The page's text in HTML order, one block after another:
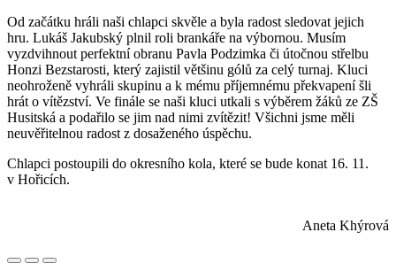
Od začátku hráli naši chlapci skvěle a byla radost sledovat jejich
hru. Lukáš Jakubský plnil roli brankáře na výbornou. Musím
vyzdvihnout perfektní obranu Pavla Podzimka či útočnou střelbu
Honzi Bezstarosti, který zajistil většinu gólů za celý turnaj. Kluci
neohroženě vyhráli skupinu a k mému příjemnému překvapení šli
hrát o vítězství. Ve finále se naši kluci utkali s výběrem žáků ze ZŠ
Husitská a podařilo se jim nad nimi zvítězit! Všichni jsme měli
neuvěřitelnou radost z dosaženého úspěchu.
Chlapci postoupili do okresního kola, které se bude konat 16. 11.
v Hořicích.
Aneta Khýrová